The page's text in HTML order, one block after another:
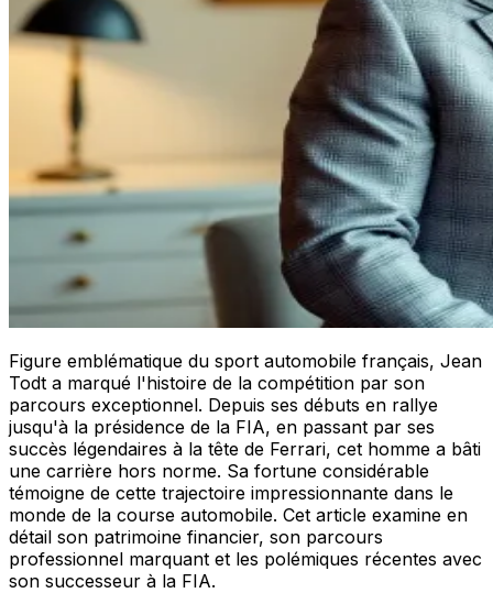
Figure emblématique du sport automobile français, Jean
Todt a marqué l'histoire de la compétition par son
parcours exceptionnel. Depuis ses débuts en rallye
jusqu'à la présidence de la FIA, en passant par ses
succès légendaires à la tête de Ferrari, cet homme a bâti
une carrière hors norme. Sa fortune considérable
témoigne de cette trajectoire impressionnante dans le
monde de la course automobile. Cet article examine en
détail son patrimoine financier, son parcours
professionnel marquant et les polémiques récentes avec
son successeur à la FIA.